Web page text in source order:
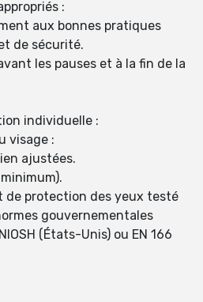
:
aux bonnes pratiques
de sécurité.
les pauses et à la fin de la
individuelle :
visage :
ajustées.
de protection des yeux testé
gouvernementales
(États-Unis) ou EN 166